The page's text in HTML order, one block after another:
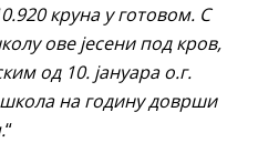
круна у готовом. С
ове јесени под кров,
од 10. јануара о.г.
на годину доврши
“